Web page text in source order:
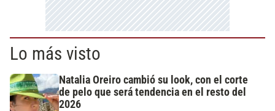
Lo más visto
Natalia Oreiro cambió su look, con el corte
de pelo que será tendencia en el resto del
2026